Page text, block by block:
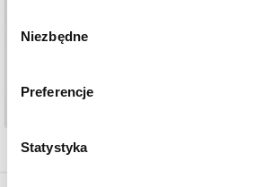
zgody
Niezbędne
Preferencje
Statystyka